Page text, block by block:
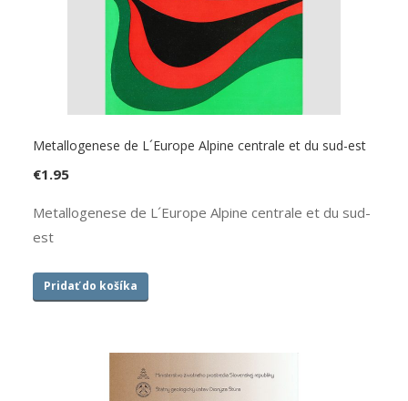
Metallogenese de L´Europe Alpine centrale et du sud-est
€1.95
Metallogenese de L´Europe Alpine centrale et du sud-
est
Pridať do košíka